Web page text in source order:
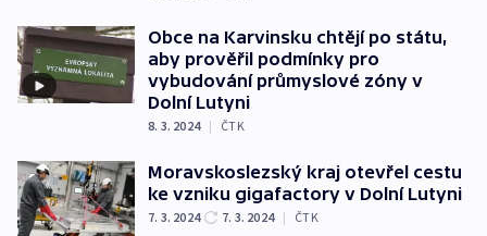
Obce na Karvinsku chtějí po státu,
aby prověřil podmínky pro
vybudování průmyslové zóny v
Dolní Lutyni
8. 3. 2024 | ČTK
Moravskoslezský kraj otevřel cestu
ke vzniku gigafactory v Dolní Lutyni
7. 3. 2024 7. 3. 2024 | ČTK